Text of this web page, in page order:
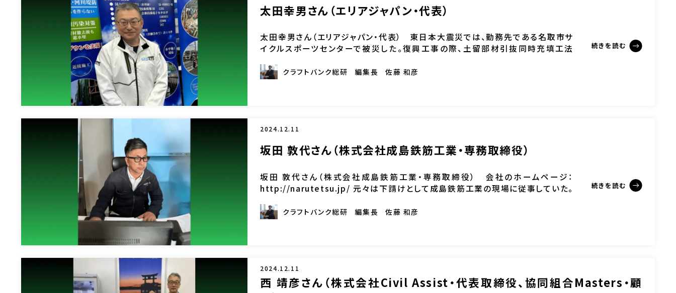
太田幸男さん（エリアジャパン・代表）
太田幸男さん（エリアジャパン・代表） 東日本大震災では、勤務先である名取市サ
イクルスポーツセンターで被災した。復興工事の際、土留部材引抜同時充填工法
クラフトバンク総研 編集長 佐藤 和彦
続きを読む
2024.12.11
坂田 敦代さん（株式会社成島鉄筋工業・専務取締役）
坂田 敦代さん（株式会社成島鉄筋工業・専務取締役） 会社のホームページ：
http://narutetsu.jp/ 元々は下請けとして成島鉄筋工業の現場に従事していた。
クラフトバンク総研 編集長 佐藤 和彦
続きを読む
2024.12.11
西 靖彦さん（株式会社Civil Assist・代表取締役、協同組合Masters・顧